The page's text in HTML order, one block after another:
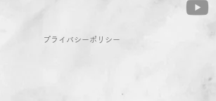
​プライバシーポリシー